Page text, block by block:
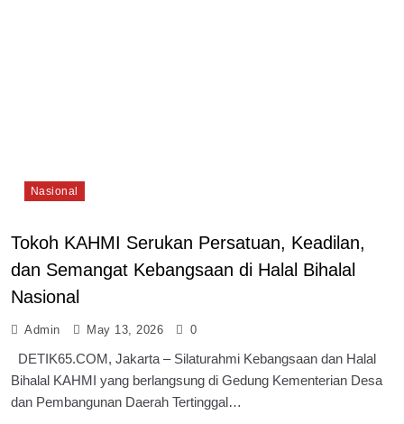
Nasional
Tokoh KAHMI Serukan Persatuan, Keadilan,
dan Semangat Kebangsaan di Halal Bihalal
Nasional
Admin May 13, 2026 0
DETIK65.COM, Jakarta – Silaturahmi Kebangsaan dan Halal
Bihalal KAHMI yang berlangsung di Gedung Kementerian Desa
dan Pembangunan Daerah Tertinggal…